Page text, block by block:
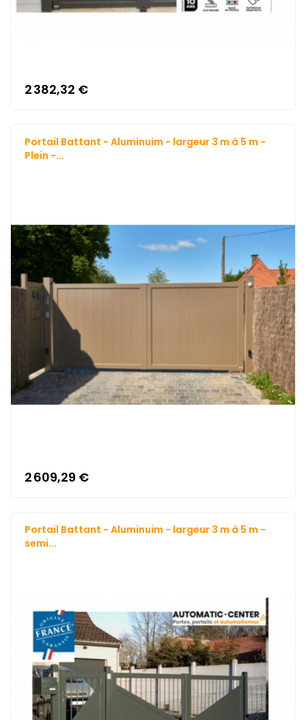
2 382,32 €
Portail Battant - Aluminuim - largeur 3 m à 5 m -
Plein -...
2 609,29 €
Portail Battant - Aluminuim - largeur 3 m à 5 m -
semi...